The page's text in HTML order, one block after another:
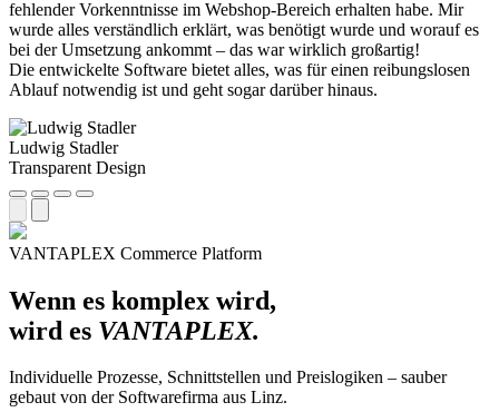
fehlender Vorkenntnisse im Webshop-Bereich erhalten habe. Mir
wurde alles verständlich erklärt, was benötigt wurde und worauf es
bei der Umsetzung ankommt – das war wirklich großartig!
Die entwickelte Software bietet alles, was für einen reibungslosen
Ablauf notwendig ist und geht sogar darüber hinaus.
Ludwig Stadler
Transparent Design
VANTAPLEX Commerce Platform
Wenn es komplex wird,
wird es VANTAPLEX.
Individuelle Prozesse, Schnittstellen und Preislogiken – sauber
gebaut von der Softwarefirma aus Linz.